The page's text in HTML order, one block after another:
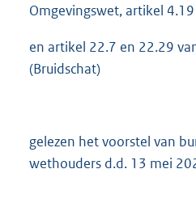
Omgevingswet, artikel
en artikel 22.7 en 22.29
(Bruidschat)
gelezen het voorstel van
wethouders d.d. 13 mei